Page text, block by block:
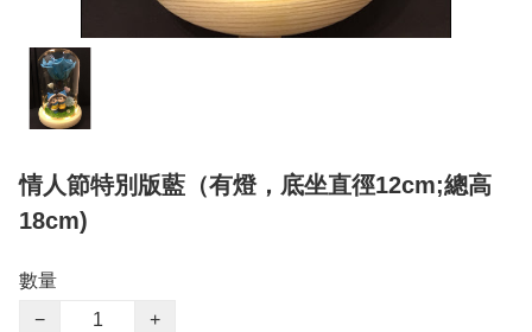
情人節特別版藍（有燈，底坐直徑12cm;總高
18cm)
數量
−
+